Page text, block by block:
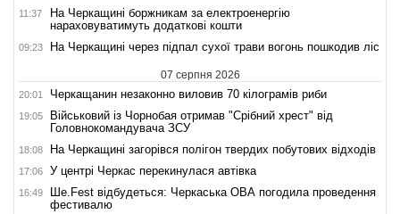
11:37
На Черкащині боржникам за електроенергію
нараховуватимуть додаткові кошти
09:23 На Черкащині через підпал сухої трави вогонь пошкодив ліс
07 серпня 2026
20:01 Черкащанин незаконно виловив 70 кілограмів риби
19:05
Військовий із Чорнобая отримав "Срібний хрест" від
Головнокомандувача ЗСУ
18:08 На Черкащині загорівся полігон твердих побутових відходів
17:06 У центрі Черкас перекинулася автівка
16:49
Ше.Fest відбудеться: Черкаська ОВА погодила проведення
фестивалю